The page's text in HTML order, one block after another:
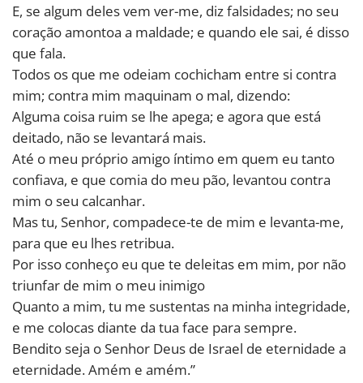
E, se algum deles vem ver-me, diz falsidades; no seu
coração amontoa a maldade; e quando ele sai, é disso
que fala.
Todos os que me odeiam cochicham entre si contra
mim; contra mim maquinam o mal, dizendo:
Alguma coisa ruim se lhe apega; e agora que está
deitado, não se levantará mais.
Até o meu próprio amigo íntimo em quem eu tanto
confiava, e que comia do meu pão, levantou contra
mim o seu calcanhar.
Mas tu, Senhor, compadece-te de mim e levanta-me,
para que eu lhes retribua.
Por isso conheço eu que te deleitas em mim, por não
triunfar de mim o meu inimigo
Quanto a mim, tu me sustentas na minha integridade,
e me colocas diante da tua face para sempre.
Bendito seja o Senhor Deus de Israel de eternidade a
eternidade. Amém e amém.”